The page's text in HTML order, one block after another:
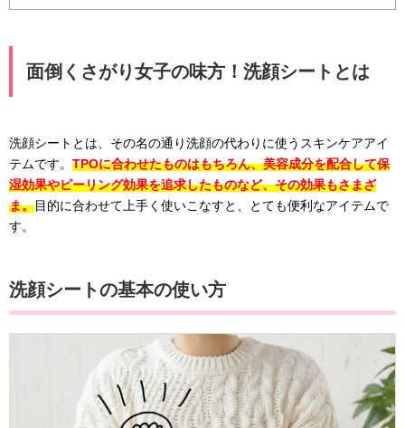
面倒くさがり女子の味方！洗顔シートとは
洗顔シートとは、その名の通り洗顔の代わりに使うスキンケアアイ
テムです。 TPOに合わせたものはもちろん、美容成分を配合して保
湿効果やピーリング効果を追求したものなど、その効果もさまざ
ま。目的に合わせて上手く使いこなすと、とても便利なアイテムで
す。
洗顔シートの基本の使い方